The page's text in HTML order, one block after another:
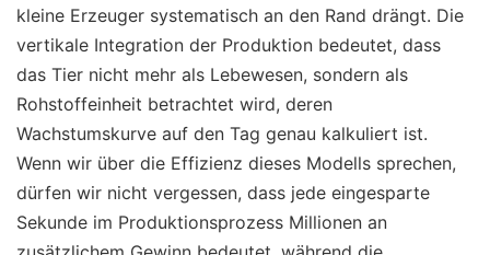
kleine Erzeuger systematisch an den Rand drängt. Die
vertikale Integration der Produktion bedeutet, dass
das Tier nicht mehr als Lebewesen, sondern als
Rohstoffeinheit betrachtet wird, deren
Wachstumskurve auf den Tag genau kalkuliert ist.
Wenn wir über die Effizienz dieses Modells sprechen,
dürfen wir nicht vergessen, dass jede eingesparte
Sekunde im Produktionsprozess Millionen an